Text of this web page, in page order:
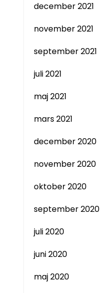
december 2021
november 2021
september 2021
juli 2021
maj 2021
mars 2021
december 2020
november 2020
oktober 2020
september 2020
juli 2020
juni 2020
maj 2020